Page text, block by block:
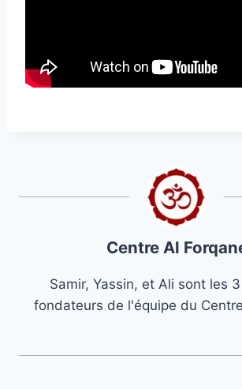
Centre Al
Samir, Yassin, et Ali sont les
fondateurs de l'équipe du